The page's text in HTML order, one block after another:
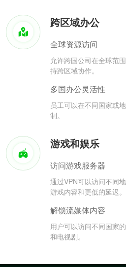
跨区域办公
全球资源访问
允许跨国公司在全球范
持跨区域协作。
多国办公灵活性
员工可以在不同国家或
制。
游戏和娱乐
访问游戏服务器
通过VPN可以访问不同
游戏内容和更低的延迟。
解锁流媒体内容
用户可以访问不同国家
和电视剧。